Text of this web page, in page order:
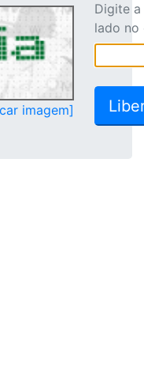
imagem]
Digite
lado no